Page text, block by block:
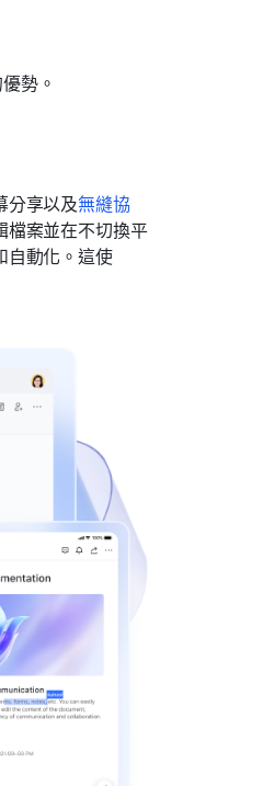
勢。
分享以及無縫協
檔案並在不切換平
自動化。這使